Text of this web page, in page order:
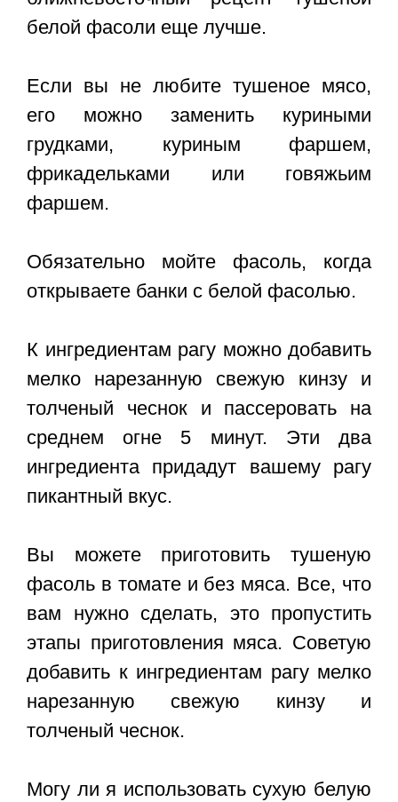
белой фасоли еще лучше.
Если вы не любите тушеное мясо,
его можно заменить куриными
грудками, куриным фаршем,
фрикадельками или говяжьим
фаршем.
Обязательно мойте фасоль, когда
открываете банки с белой фасолью.
К ингредиентам рагу можно добавить
мелко нарезанную свежую кинзу и
толченый чеснок и пассеровать на
среднем огне 5 минут. Эти два
ингредиента придадут вашему рагу
пикантный вкус.
Вы можете приготовить тушеную
фасоль в томате и без мяса. Все, что
вам нужно сделать, это пропустить
этапы приготовления мяса. Советую
добавить к ингредиентам рагу мелко
нарезанную свежую кинзу и
толченый чеснок.
Могу ли я использовать сухую белую